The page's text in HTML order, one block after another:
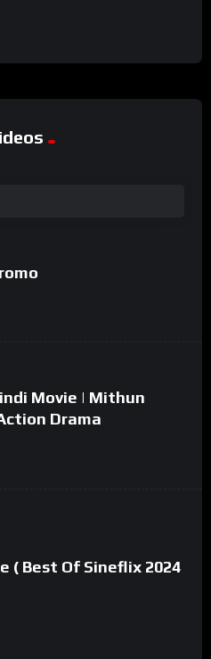
Movie | Mithun
Drama
( Best Of Sineflix 2024